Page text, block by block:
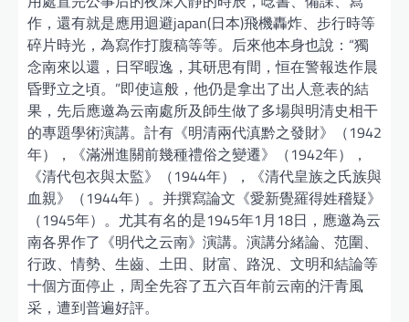
作，還有就是應用迴避japan(日本)飛機轟炸、步行時等
碎片時光，為寫作打腹稿等等。后來他本身也說：“獨
念南來以還，日罕暇逸，其研思有間，恒在警報迭作晨
昏野立之頃。”即使這般，他仍是拿出了出人意表的結
果，先后應邀為云南處所及師生做了多場與明清史相干
的專題學術演講。計有《明清兩代滇黔之發財》（1942
年），《滿洲進關前幾種禮俗之變遷》（1942年），
《清代包衣與太監》（1944年），《清代皇族之氏族與
血親》（1944年）。并撰寫論文《愛新覺羅得姓稽疑》
（1945年）。尤其有名的是1945年1月18日，應邀為云
南各界作了《明代之云南》演講。演講分緒論、范圍、
行政、情勢、生齒、土田、財富、路況、文明和結論等
十個方面停止，周全先容了五六百年前云南的汗青風
采，遭到普遍好評。